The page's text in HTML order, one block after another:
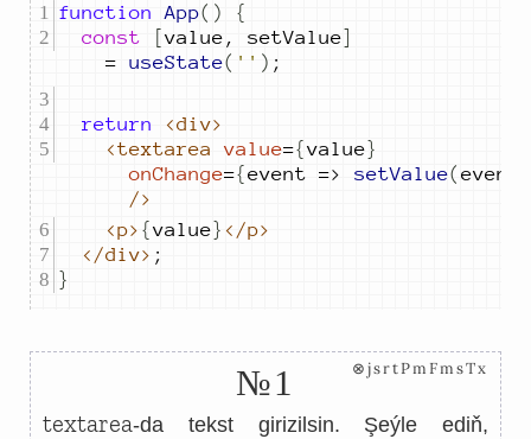
function App()
{
const
[value , setValue]
= useState( '' ) ;
return
<div>
<textarea
value={value}
onChange={event => setValue( event
/>
<p> {value} </p>
</div> ;
}
№1 ⊗jsrtPmFmsTx
textarea-da tekst girizilsin. Şeýle ediň,